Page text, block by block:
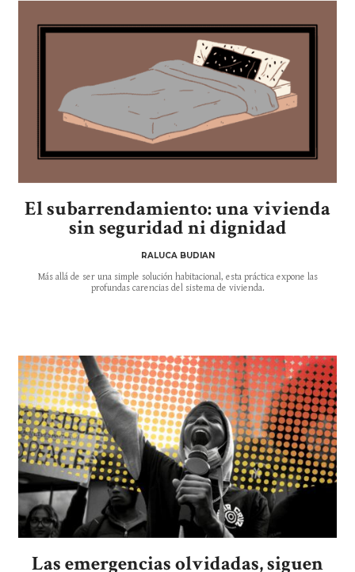
El subarrendamiento: una vivienda
sin seguridad ni dignidad
RALUCA BUDIAN
Más allá de ser una simple solución habitacional, esta práctica expone las
profundas carencias del sistema de vivienda.
Las emergencias olvidadas, siguen